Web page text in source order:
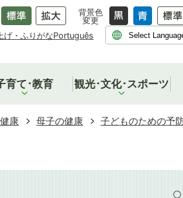
背景色
変更
げ・ふりがなPortuguês
育て･教育 観光･文化･スポーツ
康 母子の健康 子どものための予